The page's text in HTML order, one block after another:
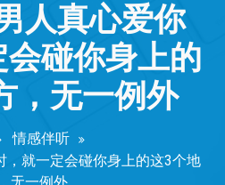
人真心爱你
碰你身上的
，无一例外
情感伴听
，就一定会碰你身上的这3个地